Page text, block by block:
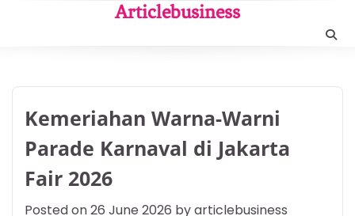
Articlebusiness
Kemeriahan Warna-Warni
Parade Karnaval di Jakarta
Fair 2026
Posted on26 June 2026 byarticlebusiness